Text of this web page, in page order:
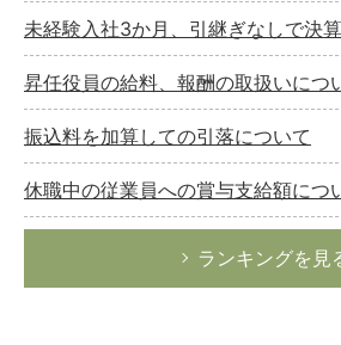
未経験入社3か月、引継ぎなしで決
昇任役員の給料、報酬の取扱いにつ
振込料を加算しての引落について
休職中の従業員への賞与支給額につ
ランキングを見